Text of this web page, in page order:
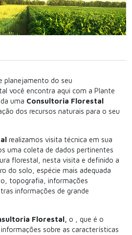
planejamento do seu
você encontra aqui com a Plante
uma Consultoria Florestal
dos recursos naturais para o seu
realizamos visita técnica em sua
uma coleta de dados pertinentes
florestal, nesta visita e definido a
do solo, espécie mais adequada
topografia, informações
informações de grande
Florestal, o
, que é o
sobre as características